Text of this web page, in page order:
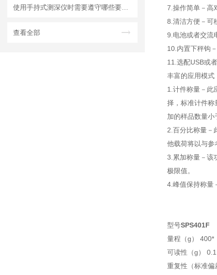
查看全部
7.操作简单－高
8.清洁方便－可
9.电池或者交流
10.内置下秤钩
11.选配USB或
丰富的应用模式
1.计件称量－此
择，标准计件称
加的样品数量
2.百分比称量－
他载荷将以与参
3.累加称量－该
极限值。
4.峰值保持称量
型号SPS401F
量程（g） 400*
可读性（g） 0.1
重复性（标准偏